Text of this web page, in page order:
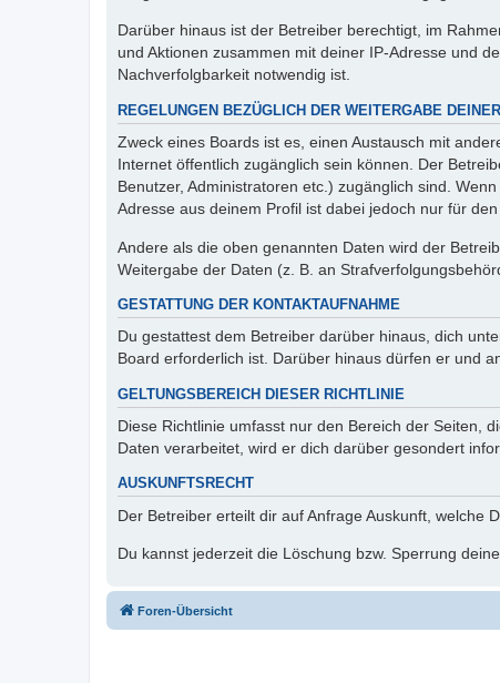
Darüber hinaus ist der Betreiber berechtigt, im
und Aktionen zusammen mit deiner IP-Adresse und
Nachverfolgbarkeit notwendig ist.
REGELUNGEN BEZÜGLICH DER WEITERGABE
Zweck eines Boards ist es, einen Austausch mit
Internet öffentlich zugänglich sein können. Der
Benutzer, Administratoren etc.) zugänglich sind.
Adresse aus deinem Profil ist dabei jedoch nur für
Andere als die oben genannten Daten wird der
Weitergabe der Daten (z. B. an
GESTATTUNG DER KONTAKTAUFNAHME
Du gestattest dem Betreiber darüber hinaus, dich
Board erforderlich ist. Darüber hinaus dürfen er und
GELTUNGSBEREICH DIESER RICHTLINIE
Diese Richtlinie umfasst nur den Bereich der Seiten,
Daten verarbeitet, wird er dich darüber gesondert
AUSKUNFTSRECHT
Der Betreiber erteilt dir auf Anfrage Auskunft, welche
Du kannst jederzeit die Löschung bzw. Sperrung
Foren-Übersicht